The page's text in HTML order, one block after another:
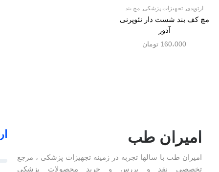
ارتوپدی, تجهیزات پزشکی, مچ بند
مچ کف بند شست دار نئوپرنی
آدور
160،000 تومان
امیران طب
امیران طب با سالها تجربه در زمینه تجهیزات پزشکی ، مرجع
تخصصی نقد و بررس و خرید محصولات پزشکی